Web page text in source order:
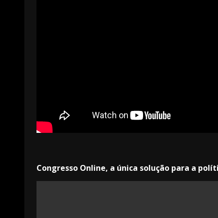
Congresso Online, a única solução para a